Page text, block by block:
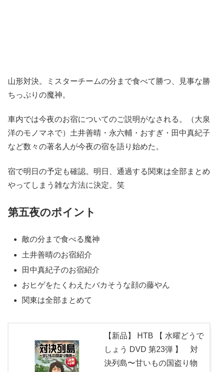
山形対決。ミスターチームの分まで食べて勝つ、見事な勝
ちっぷりの魔神。
車内では今夜のお宿についてのご説明がなされる。（大泉
洋のモノマネで）土井善晴・永六輔・おすぎ・田中真紀子
など数々の著名人が今夜の宿を語り始めた。
宿で明日の予定も確認。明日、通過する関東は全部まとめ
やってしまう雑な方法に決定。笑
第五夜のポイント
敵の分まで食べる魔神
土井善晴のお宿紹介
田中真紀子のお宿紹介
おヒゲをたくわえたバカそうな顔の藤やん
関東は全部まとめて
【新品】 HTB 【 水曜どうで
しょう DVD 第23弾 】 対
決列島〜甘いもの国盗り物